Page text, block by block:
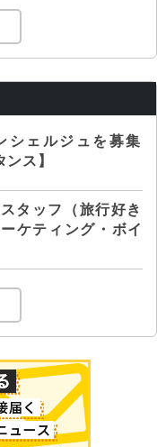
シェルジュを募集
ス】
タッフ（旅行好き
ケティング・ボイ